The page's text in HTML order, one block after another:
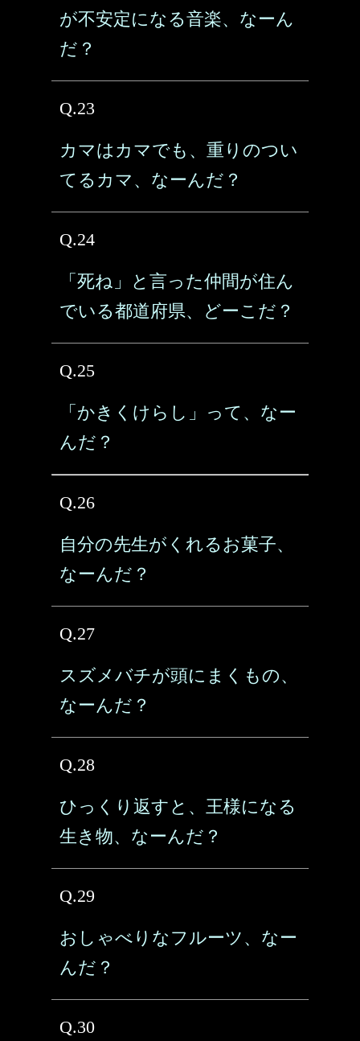
が不安定になる音楽、なーん
だ？
Q.23
カマはカマでも、重りのつい
てるカマ、なーんだ？
Q.24
「死ね」と言った仲間が住ん
でいる都道府県、どーこだ？
Q.25
「かきくけらし」って、なー
んだ？
Q.26
自分の先生がくれるお菓子、
なーんだ？
Q.27
スズメバチが頭にまくもの、
なーんだ？
Q.28
ひっくり返すと、王様になる
生き物、なーんだ？
Q.29
おしゃべりなフルーツ、なー
んだ？
Q.30